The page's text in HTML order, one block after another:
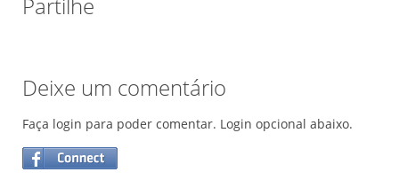
Partilhe
Deixe um comentário
Faça login para poder comentar. Login opcional abaixo.